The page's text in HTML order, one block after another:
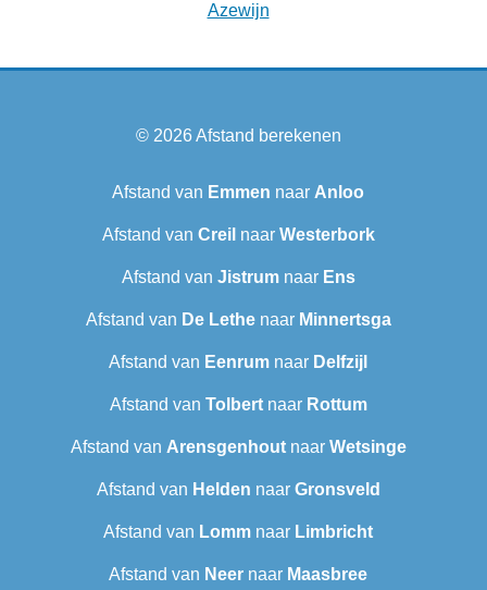
Azewijn
© 2026Afstand berekenen
Afstand van Emmen naar Anloo
Afstand van Creil naar Westerbork
Afstand van Jistrumnaar Ens
Afstand van De Lethenaar Minnertsga
Afstand van Eenrum naar Delfzijl
Afstand van Tolbertnaar Rottum
Afstand van Arensgenhoutnaar Wetsinge
Afstand van Helden naar Gronsveld
Afstand van Lomm naar Limbricht
Afstand van Neer naar Maasbree